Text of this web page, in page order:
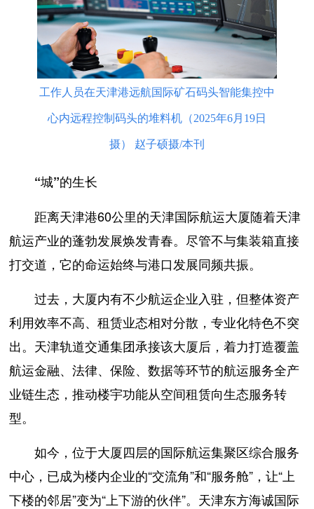
工作人员在天津港远航国际矿石码头智能集控中
心内远程控制码头的堆料机（2025年6月19日
摄） 赵子硕摄/本刊
“城”的生长
距离天津港60公里的天津国际航运大厦随着天津
航运产业的蓬勃发展焕发青春。尽管不与集装箱直接
打交道，它的命运始终与港口发展同频共振。
过去，大厦内有不少航运企业入驻，但整体资产
利用效率不高、租赁业态相对分散，专业化特色不突
出。天津轨道交通集团承接该大厦后，着力打造覆盖
航运金融、法律、保险、数据等环节的航运服务全产
业链生态，推动楼宇功能从空间租赁向生态服务转
型。
如今，位于大厦四层的国际航运集聚区综合服务
中心，已成为楼内企业的“交流角”和“服务舱”，让“上
下楼的邻居”变为“上下游的伙伴”。天津东方海诚国际